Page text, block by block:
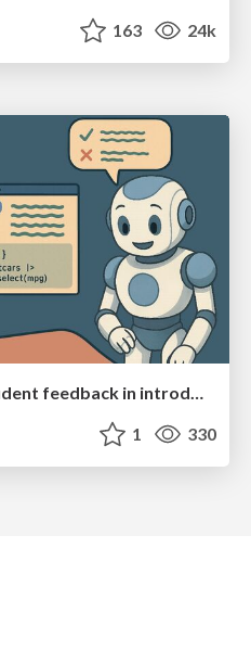
163 24k
Leveraging LLMs for student feedback in introductory data science courses - posit::conf(2025)
1 330